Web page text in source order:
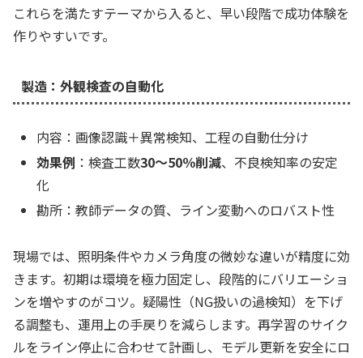
これらを満たすテーマから入ると、早い段階で成功体験を
作りやすいです。
製造：外観検査の自動化
内容：画像認識＋異常検知、工程の自動仕分け
効果例 ：検査工数30〜50％削減、不良検知率の安定
化
勘所：教師データの質、ライン変動へのロバスト性
現場では、照明条件やカメラ角度の微妙な違いが精度に効
きます。初期は環境を極力固定し、段階的にバリエーショ
ンを増やすのがコツ。疑陽性（NG扱いの過検知）を下げ
る調整も、運用上の手戻りを減らします。再学習のサイク
ルをライン停止に合わせて計画し、モデル更新を安全にロ